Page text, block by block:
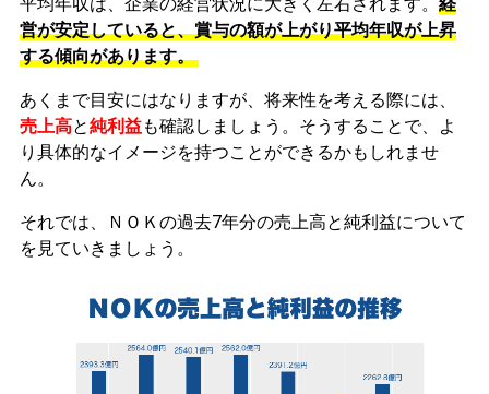
平均年収は、企業の経営状況に大きく左右されます。 経
営が安定していると、賞与の額が上がり平均年収が上昇
する傾向があります。
あくまで目安にはなりますが、将来性を考える際には、
売上高と純利益も確認しましょう。そうすることで、よ
り具体的なイメージを持つことができるかもしれませ
ん。
それでは、ＮＯＫの過去7年分の売上高と純利益について
を見ていきましょう。